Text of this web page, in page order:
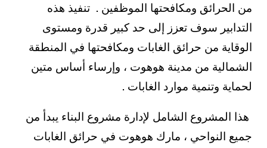
من الحرائق ومكافحتها الموظفين . تنفيذ هذه
التدابير سوف تعزز إلى حد كبير قدرة ومستوى
الوقاية من حرائق الغابات ومكافحتها في المنطقة
الشمالية من مدينة هوهوت ، وإرساء أساس متين
لحماية وتنمية موارد الغابات .
هذا المشروع الشامل لإدارة مشروع البناء يبدأ من
جميع النواحي ، مارك هوهوت في حرائق الغابات